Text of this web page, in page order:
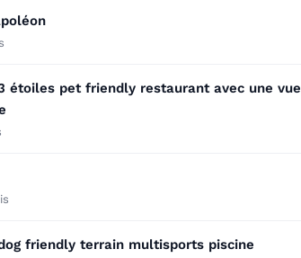
étoiles pet friendly restaurant avec une vue
friendly terrain multisports piscine